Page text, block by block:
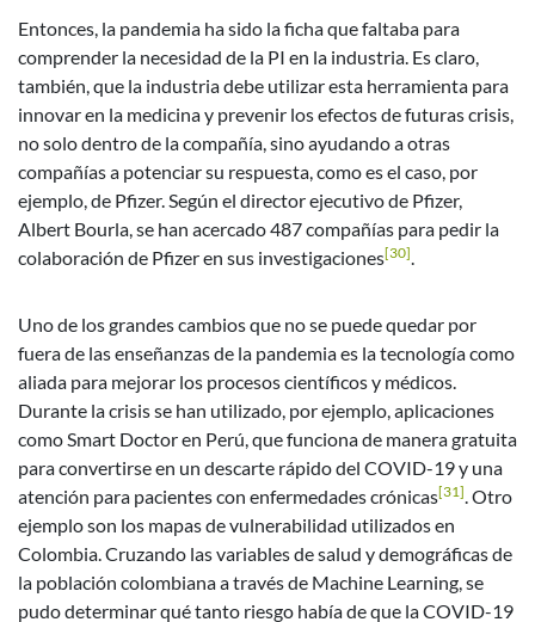
Entonces, la pandemia ha sido la ficha que faltaba para
comprender la necesidad de la PI en la industria. Es claro,
también, que la industria debe utilizar esta herramienta para
innovar en la medicina y prevenir los efectos de futuras crisis,
no solo dentro de la compañía, sino ayudando a otras
compañías a potenciar su respuesta, como es el caso, por
ejemplo, de Pfizer. Según el director ejecutivo de Pfizer,
Albert Bourla, se han acercado 487 compañías para pedir la
colaboración de Pfizer en sus investigaciones[30].
Uno de los grandes cambios que no se puede quedar por
fuera de las enseñanzas de la pandemia es la tecnología como
aliada para mejorar los procesos científicos y médicos.
Durante la crisis se han utilizado, por ejemplo, aplicaciones
como Smart Doctor en Perú, que funciona de manera gratuita
para convertirse en un descarte rápido del COVID-19 y una
atención para pacientes con enfermedades crónicas[31]. Otro
ejemplo son los mapas de vulnerabilidad utilizados en
Colombia. Cruzando las variables de salud y demográficas de
la población colombiana a través de Machine Learning, se
pudo determinar qué tanto riesgo había de que la COVID-19